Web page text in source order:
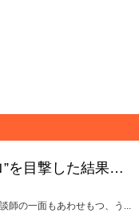
”を目撃した結果…
師の一面もあわせもつ、う...